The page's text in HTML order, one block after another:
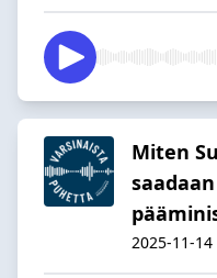
Miten
2025-11-14